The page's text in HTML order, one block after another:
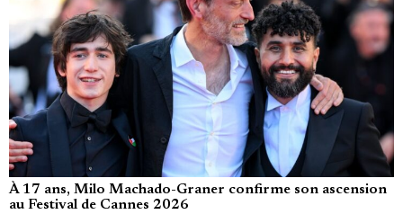
À 17 ans, Milo Machado-Graner confirme son ascension
au Festival de Cannes 2026